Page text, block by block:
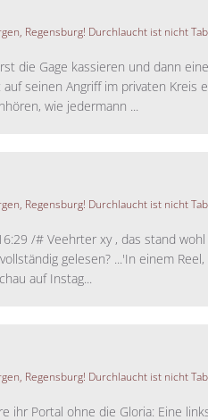
Regensburg! Durchlaucht ist nicht
die Gage kassieren und dann
seinen Angriff im privaten Kreis
wie jedermann ...
Regensburg! Durchlaucht ist nicht
/# Veehrter xy , das stand
gelesen? ...'In einem
auf Instag...
Regensburg! Durchlaucht ist nicht
ihr Portal ohne die Gloria: Eine